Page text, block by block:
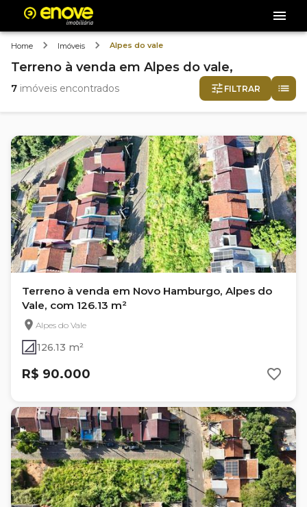
Home Imóveis Alpes do vale
Terreno à venda em Alpes do vale,
7 imóveis encontrados FILTRAR
Terreno à venda em Novo Hamburgo, Alpes do
Vale, com 126.13 m²
Alpes do Vale
126.13 m²
R$ 90.000